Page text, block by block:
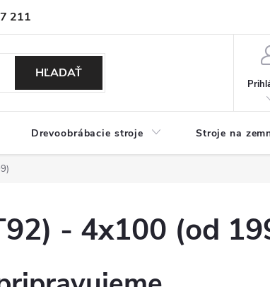
211
údajov
HĽADAŤ
Drevoobrábacie stroje Stroje na
- 4x100 (od